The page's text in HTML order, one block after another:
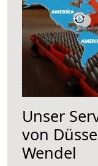
Unser
von
Wendel